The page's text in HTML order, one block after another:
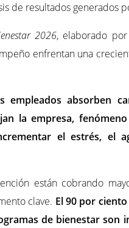
de resultados generados
2026, elaborado por
enfrentan una
absorben
la empresa,
el estrés, el
están cobrando
clave. El 90 por
de bienestar son